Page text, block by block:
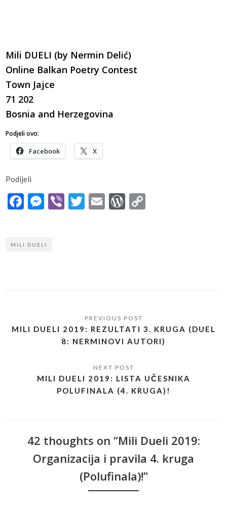
Mili DUELI (by Nermin Delić)
Online Balkan Poetry Contest
Town Jajce
71 202
Bosnia and Herzegovina
Podjeli ovo:
Facebook X
Podijeli
Facebook
Messenger
ViberTwitter
EmailWordPress
MILI DUELI
MILI DUELI 2019: REZULTATI 3. KRUGA (DUEL
8: NERMINOVI AUTORI)
MILI DUELI 2019: LISTA UČESNIKA
POLUFINALA (4. KRUGA)!
42 thoughts on “Mili Dueli 2019:
Organizacija i pravila 4. kruga
(Polufinala)!”